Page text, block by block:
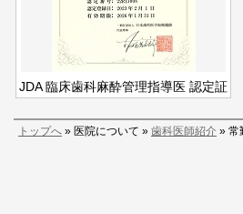
JDA 臨床歯科麻酔管理指導医 認定証
トップへ » 医院について » 歯科医師紹介 »